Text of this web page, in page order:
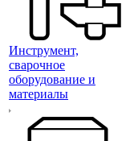
Инструмент,
сварочное
оборудование и
материалы